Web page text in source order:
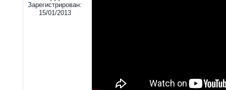
Зарегистрирован:
15/01/2013